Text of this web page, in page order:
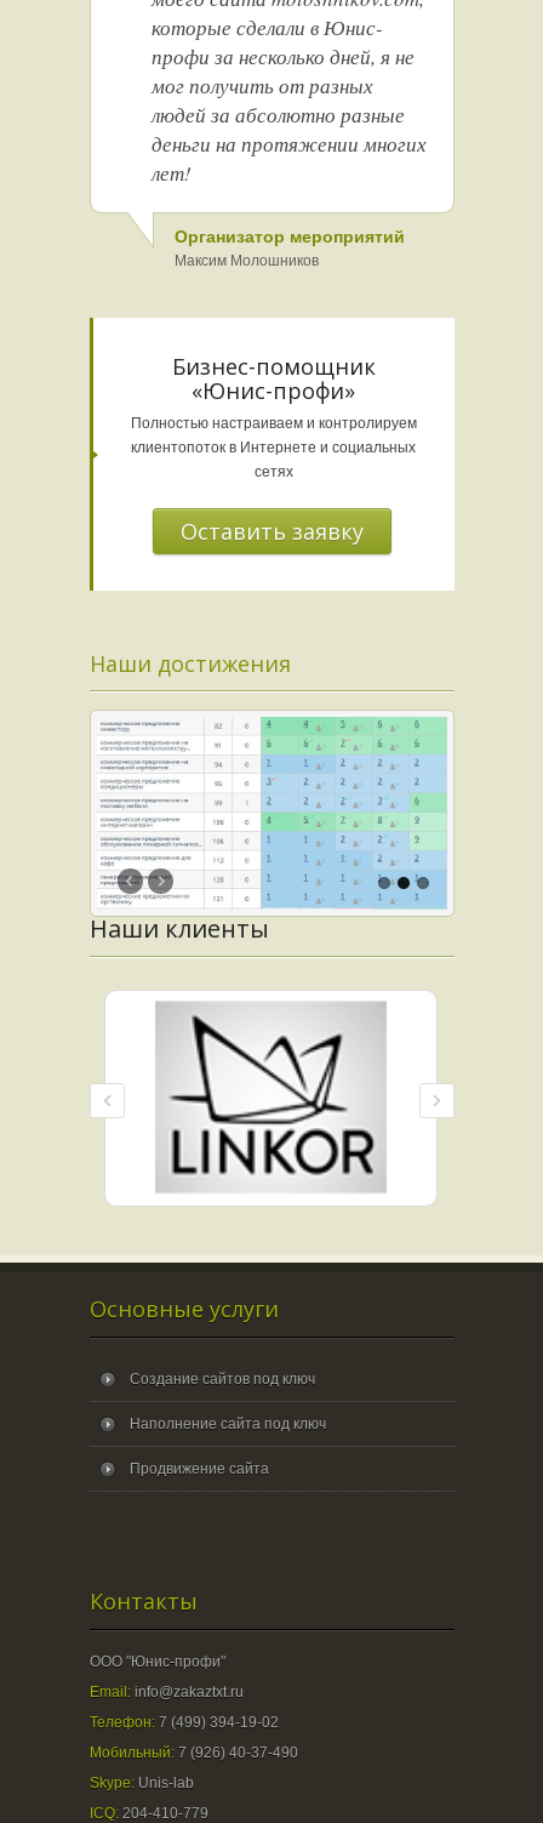
которые сделали в Юнис-
профи за несколько дней, я не
мог получить от разных
людей за абсолютно разные
деньги на протяжении многих
лет!
Организатор мероприятий
Максим Молошников
Бизнес-помощник
«Юнис-профи»
Полностью настраиваем и контролируем
клиентопоток в Интернете и социальных
сетях
Оставить заявку
Наши достижения
Наши клиенты
Основные услуги
Создание сайтов под ключ
Наполнение сайта под ключ
Продвижение сайта
Контакты
ООО "Юнис-профи"
Email: info@zakaztxt.ru
Телефон:7 (499) 394-19-02
Мобильный:7 (926) 40-37-490
Skype: Unis-lab
ICQ:204-410-779